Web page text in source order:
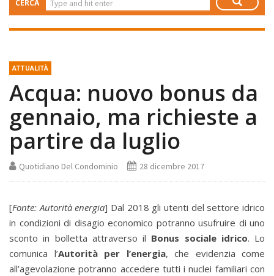
CERCA
ATTUALITÀ
Acqua: nuovo bonus da
gennaio, ma richieste a
partire da luglio
Quotidiano Del Condominio 28 dicembre 2017
[Fonte: Autorità energia] Dal 2018 gli utenti del settore idrico
in condizioni di disagio economico potranno usufruire di uno
sconto in bolletta attraverso il Bonus sociale idrico. Lo
comunica l’Autorità per l’energia, che evidenzia come
all’agevolazione potranno accedere tutti i nuclei familiari con